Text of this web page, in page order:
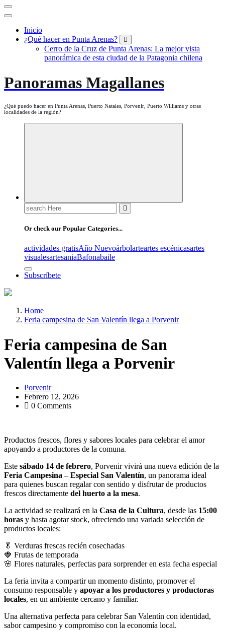
Inicio
¿Qué hacer en Punta Arenas?
Cerro de la Cruz de Punta Arenas: La mejor vista
panorámica de esta ciudad de la Patagonia chilena
Panoramas Magallanes
¿Qué puedo hacer en Punta Arenas, Puerto Natales, Porvenir, Puerto Williams y otras
localidades de la región?
Search
for:
Or check our Popular Categories...
actividades gratisAño Nuevoárbolarteartes escénicasartes
visualesartesaniaBafonabaile
Subscríbete
Home
Feria campesina de San Valentín llega a Porvenir
Feria campesina de San
Valentín llega a Porvenir
Porvenir
Febrero 12, 2026
0 Comments
Productos frescos, flores y sabores locales para celebrar el amor
apoyando a productores de la comuna.
Este sábado 14 de febrero, Porvenir vivirá una nueva edición de la
Feria Campesina – Especial San Valentín, un panorama ideal
para quienes buscan regalar con sentido y disfrutar de productos
frescos directamente del huerto a la mesa.
La actividad se realizará en la Casa de la Cultura, desde las 15:00
horas y hasta agotar stock, ofreciendo una variada selección de
productos locales:
🥬 Verduras frescas recién cosechadas
🍓 Frutas de temporada
🌸 Flores naturales, perfectas para sorprender en esta fecha especial
La feria invita a compartir un momento distinto, promover el
consumo responsable y apoyar a los productores y productoras
locales, en un ambiente cercano y familiar.
Una alternativa perfecta para celebrar San Valentín con identidad,
sabor campesino y compromiso con la economía local.